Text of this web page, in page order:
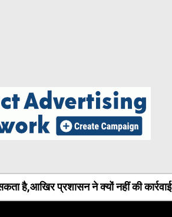
है,आखिर प्रशासन ने क्यों नहीं की कार्रवाई